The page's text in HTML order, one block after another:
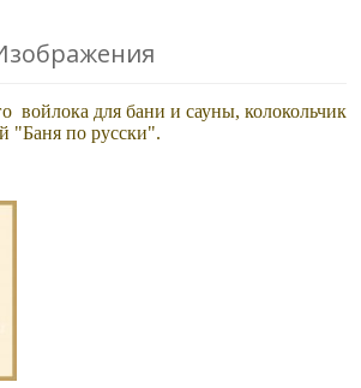
войлока для бани и сауны, колокольчик
"Баня по русски".